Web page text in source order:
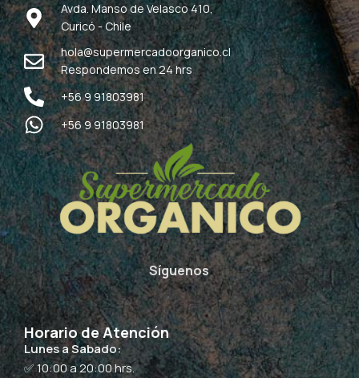
Avda. Manso de Velasco 410,
Curicó - Chile
hola@supermercadoorganico.cl
Respondemos en 24 hrs
+56 9 91803981
+56 9 91803981
Síguenos
Horario de Atención
Lunes a Sabado:
✅ 10:00 a 20:00 hrs.